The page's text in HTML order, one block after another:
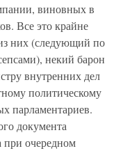
виновных в
Все это крайне
них (следующий по
некий барон
внутренних дел
политическому
парламентариев.
документа
при очередном